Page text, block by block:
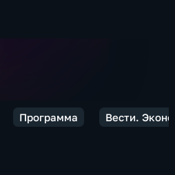
Программа Вести.